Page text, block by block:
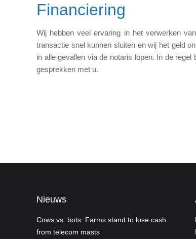
Financiering
Wij hebben veel ervaring in het verwerken
transactie snel kunnen sluiten en wij het geld
in alle gevallen via de notaris lopen. In de
gesprekken met u.
Nieuws
Cows vs. bots: Farms stand to lose cash
from telecom masts